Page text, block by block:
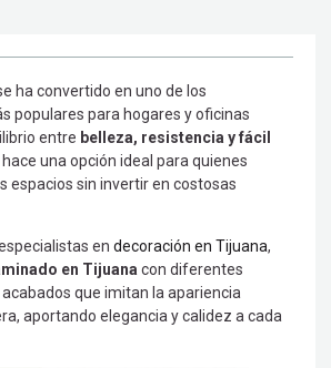
ha convertido en uno de los
populares para hogares y oficinas
entre belleza, resistencia y fácil
hace una opción ideal para quienes
espacios sin invertir en costosas
en decoración en Tijuana,
en Tijuanacon diferentes
que imitan la apariencia
aportando elegancia y calidez a cada